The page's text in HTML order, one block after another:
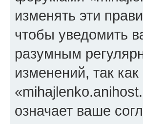
изменять эти
чтобы уведомить
разумным
изменений, так
означает ваше